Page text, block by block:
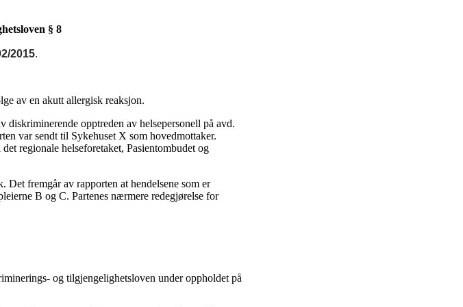
§ 8
2015.
av en akutt allergisk reaksjon.
diskriminerende opptreden av helsepersonell på avd.
var sendt til Sykehuset X som hovedmottaker.
regionale helseforetaket, Pasientombudet og
fremgår av rapporten at hendelsene som er
B og C. Partenes nærmere redegjørelse for
og tilgjengelighetsloven under oppholdet på